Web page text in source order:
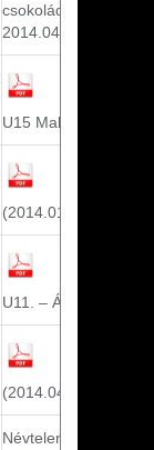
csokoládé(Bozsik
2014.04.27.)
U15 Makó)
(2014.01.01.-12.31.)
U11. – Ápr. 19.)
(2014.04.26.)
Névtelen adomány